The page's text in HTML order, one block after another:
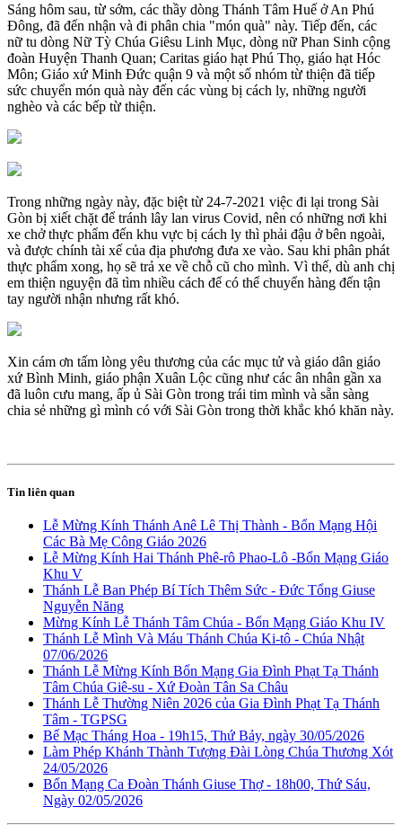
Sáng hôm sau, từ sớm, các thầy dòng Thánh Tâm Huế ở An Phú
Đông, đã đến nhận và đi phân chia "món quà" này. Tiếp đến, các
nữ tu dòng Nữ Tỳ Chúa Giêsu Linh Mục, dòng nữ Phan Sinh cộng
đoàn Huyện Thanh Quan; Caritas giáo hạt Phú Thọ, giáo hạt Hóc
Môn; Giáo xứ Minh Đức quận 9 và một số nhóm từ thiện đã tiếp
sức chuyển món quà này đến các vùng bị cách ly, những người
nghèo và các bếp từ thiện.
Trong những ngày này, đặc biệt từ 24-7-2021 việc đi lại trong Sài
Gòn bị xiết chặt để tránh lây lan virus Covid, nên có những nơi khi
xe chở thực phẩm đến khu vực bị cách ly thì phải đậu ở bên ngoài,
và được chính tài xế của địa phương đưa xe vào. Sau khi phân phát
thực phẩm xong, họ sẽ trả xe về chỗ cũ cho mình. Vì thế, dù anh chị
em thiện nguyện đã tìm nhiều cách để có thể chuyển hàng đến tận
tay người nhận nhưng rất khó.
Xin cám ơn tấm lòng yêu thương của các mục tử và giáo dân giáo
xứ Bình Minh, giáo phận Xuân Lộc cũng như các ân nhân gần xa
đã luôn cưu mang, ấp ủ Sài Gòn trong trái tim mình và sẵn sàng
chia sẻ những gì mình có với Sài Gòn trong thời khắc khó khăn này.
Tin liên quan
Lễ Mừng Kính Thánh Anê Lê Thị Thành - Bổn Mạng Hội
Các Bà Mẹ Công Giáo 2026
Lễ Mừng Kính Hai Thánh Phê-rô Phao-Lô -Bổn Mạng Giáo
Khu V
Thánh Lễ Ban Phép Bí Tích Thêm Sức - Đức Tổng Giuse
Nguyễn Năng
Mừng Kính Lễ Thánh Tâm Chúa - Bổn Mạng Giáo Khu IV
Thánh Lễ Mình Và Máu Thánh Chúa Ki-tô - Chúa Nhật
07/06/2026
Thánh Lễ Mừng Kính Bổn Mạng Gia Đình Phạt Tạ Thánh
Tâm Chúa Giê-su - Xứ Đoàn Tân Sa Châu
Thánh Lễ Thường Niên 2026 của Gia Đình Phạt Tạ Thánh
Tâm - TGPSG
Bế Mạc Tháng Hoa - 19h15, Thứ Bảy, ngày 30/05/2026
Làm Phép Khánh Thành Tượng Đài Lòng Chúa Thương Xót
24/05/2026
Bổn Mạng Ca Đoàn Thánh Giuse Thợ - 18h00, Thứ Sáu,
Ngày 02/05/2026